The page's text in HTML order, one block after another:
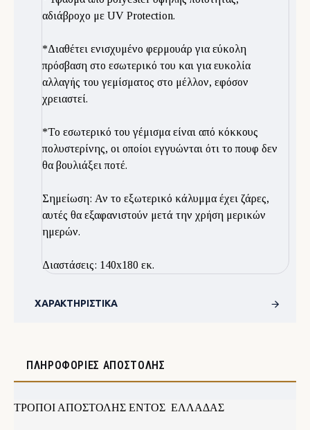
αδιάβροχο με UV Protection.
*Διαθέτει ενισχυμένο φερμουάρ για εύκολη
πρόσβαση στο εσωτερικό του και για ευκολία
αλλαγής του γεμίσματος στο μέλλον, εφόσον
χρειαστεί.
*Το εσωτερικό του γέμισμα είναι από κόκκους
πολυστερίνης, οι οποίοι εγγυώνται ότι το πουφ δεν
θα βουλιάξει ποτέ.
Σημείωση: Αν το εξωτερικό κάλυμμα έχει ζάρες,
αυτές θα εξαφανιστούν μετά την χρήση μερικών
ημερών.
Διαστάσεις: 140x180 εκ.
ΧΑΡΑΚΤΗΡΙΣΤΙΚΆ
ΠΛΗΡΟΦΟΡΊΕΣ ΑΠΟΣΤΟΛΉΣ
ΤΡΟΠΟΙ ΑΠΟΣΤΟΛΗΣ ΕΝΤΟΣ ΕΛΛΑΔΑΣ